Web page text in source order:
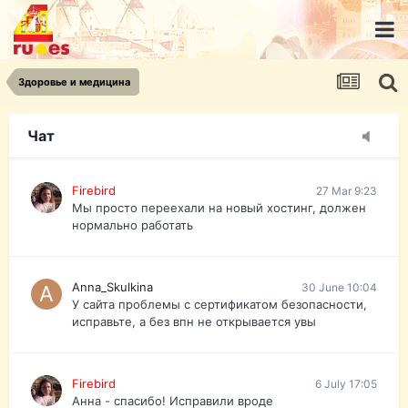
Здоровье и медицина
Чат
urist.dokument@gmail.com
https://pasport-ua.com/
Телеграмм @uristpassua
Firebird
Друзья - из России без VPN сайт и форум
Firebird 27 Mar 9:23
Мы просто переехали на новый хостинг, должен
нормально работать
Anna_Skulkina 30 June 10:04
У сайта проблемы с сертификатом безопасности,
исправьте, а без впн не открывается увы
Firebird 6 July 17:05
Анна - спасибо! Исправили вроде